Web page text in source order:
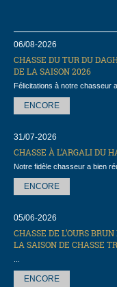
06/08-2026
CHASSE DU TUR DU
DE LA SAISON 2026
Félicitations à notre chasseur
ENCORE
31/07-2026
CHASSE À L’ARGALI DU
Notre fidèle chasseur a bien
ENCORE
05/06-2026
CHASSE DE L’OURS
LA SAISON DE CHASSE
ENCORE